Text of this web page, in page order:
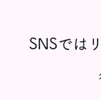
SNSでは